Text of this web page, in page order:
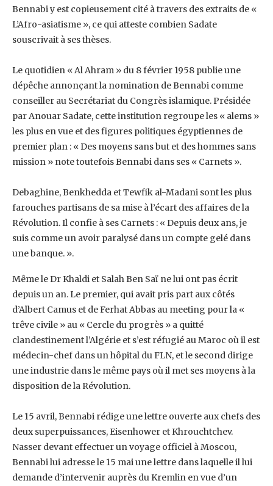
Bennabi y est ‎copieusement cité à travers des extraits de «
L’Afro-asiatisme », ce qui atteste combien Sadate
‎souscrivait à ses thèses.
Le quotidien « Al Ahram » du 8 février 1958 publie une
dépêche annonçant la nomination de ‎Bennabi comme
conseiller au Secrétariat du Congrès islamique. Présidée
par Anouar Sadate, ‎cette institution regroupe les « alems »
les plus en vue et des figures politiques égyptiennes de
‎premier plan : « Des moyens sans but et des hommes sans
mission » note toutefois Bennabi ‎dans ses « Carnets ».
Debaghine, Benkhedda et Tewfik al-Madani sont les plus
farouches partisans de sa mise à ‎l’écart des affaires de la
Révolution. Il confie à ses Carnets : « Depuis deux ans, je
suis comme ‎un avoir paralysé dans un compte gelé dans
une banque. ».
Même le Dr Khaldi et Salah Ben Saï ‎ne lui ont pas écrit
depuis un an. Le premier, qui avait pris part aux côtés
d’Albert Camus et de ‎Ferhat Abbas au meeting pour la «
trêve civile » au « Cercle du progrès » a quitté
‎clandestinement l’Algérie et s’est réfugié au Maroc où il est
médecin-chef dans un hôpital du ‎FLN, et le second dirige
une industrie dans le même pays où il met ses moyens à la
disposition ‎de la Révolution.
Le 15 avril, Bennabi rédige une lettre ouverte aux chefs des
deux superpuissances, Eisenhower ‎et Khrouchtchev.
Nasser devant effectuer un voyage officiel à Moscou,
Bennabi lui adresse le 15 ‎mai une lettre dans laquelle il lui
demande d’intervenir auprès du Kremlin en vue d’un